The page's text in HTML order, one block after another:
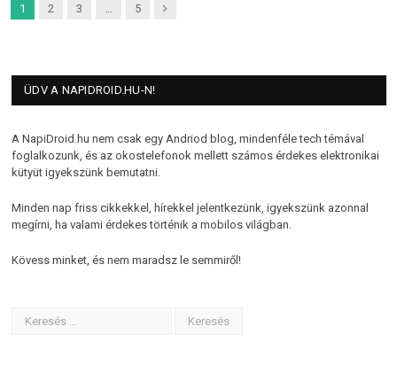
1 2 3 5 Next
ÜDV A NAPIDROID.HU-N!
A NapiDroid.hu nem csak egy Andriod blog, mindenféle tech témával
foglalkozunk, és az okostelefonok mellett számos érdekes elektronikai
kütyüt igyekszünk bemutatni.
Minden nap friss cikkekkel, hírekkel jelentkezünk, igyekszünk azonnal
megírni, ha valami érdekes történik a mobilos világban.
Kövess minket, és nem maradsz le semmiről!